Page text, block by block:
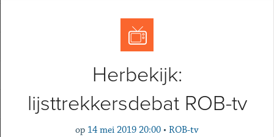
Herbekijk:
lijsttrekkersdebat ROB-tv
op 14 mei 2019 20:00 • ROB-tv